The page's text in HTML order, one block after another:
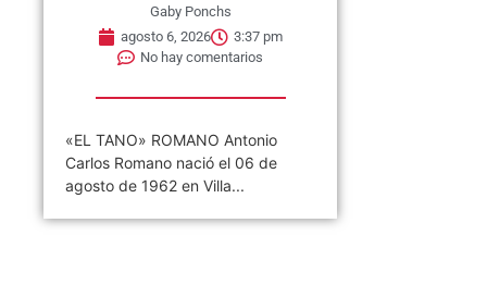
Gaby Ponchs
agosto 6, 2026
3:37 pm
No hay comentarios
«EL TANO» ROMANO Antonio
Carlos Romano nació el 06 de
agosto de 1962 en Villa...